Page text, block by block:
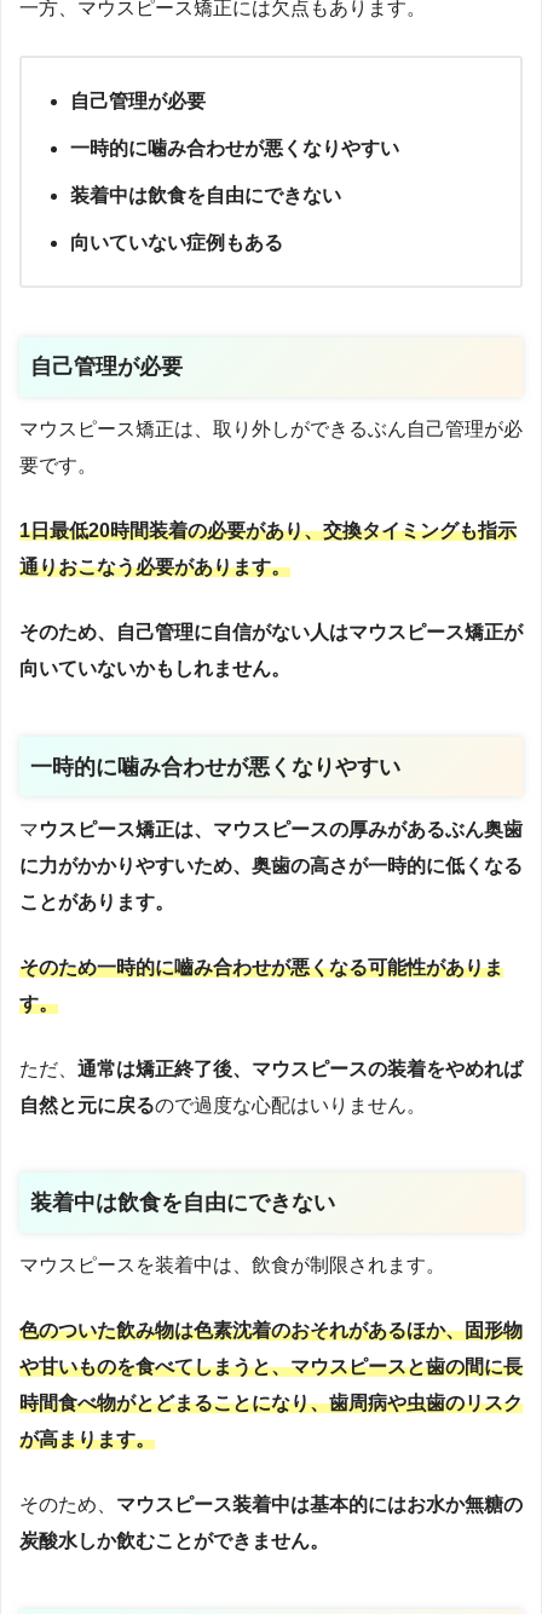
一方、マウスピース矯正には欠点もあります。
自己管理が必要
一時的に噛み合わせが悪くなりやすい
装着中は飲食を自由にできない
向いていない症例もある
自己管理が必要
マウスピース矯正は、取り外しができるぶん自己管理が必
要です。
1日最低20時間装着の必要があり、交換タイミングも指示
通りおこなう必要があります。
そのため、自己管理に自信がない人はマウスピース矯正が
向いていないかもしれません。
一時的に噛み合わせが悪くなりやすい
マウスピース矯正は、マウスピースの厚みがあるぶん奥歯
に力がかかりやすいため、奥歯の高さが一時的に低くなる
ことがあります。
そのため一時的に嚙み合わせが悪くなる可能性がありま
す。
ただ、 通常は矯正終了後、マウスピースの装着をやめれば
自然と元に戻るので過度な心配はいりません。
装着中は飲食を自由にできない
マウスピースを装着中は、飲食が制限されます。
色のついた飲み物は色素沈着のおそれがあるほか、固形物
や甘いものを食べてしまうと、マウスピースと歯の間に長
時間食べ物がとどまることになり、歯周病や虫歯のリスク
が高まります。
そのため、 マウスピース装着中は基本的にはお水か無糖の
炭酸水しか飲むことができません。